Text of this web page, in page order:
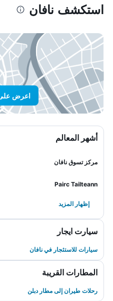
استكشف نافان
اعرض
أشهر المعالم
مركز تسوق نافان
Pairc Tailteann
إظهار المزيد
سيارت ايجار
سيارات للاستئجار في نافان
المطارات القريبة
رحلات طيران إلى مطار دبلن